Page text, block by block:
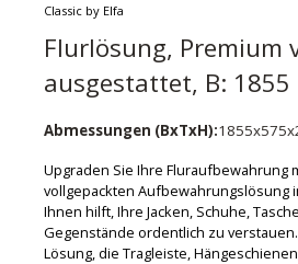
Classic by Elfa
Flurlösung, Premium
ausgestattet, B: 1855
Abmessungen (BxTxH):
Upgraden Sie Ihre Fluraufbewahrung
vollgepackten Aufbewahrungslösung
Ihnen hilft, Ihre Jacken, Schuhe,
Gegenstände ordentlich zu
Lösung, die Tragleiste,